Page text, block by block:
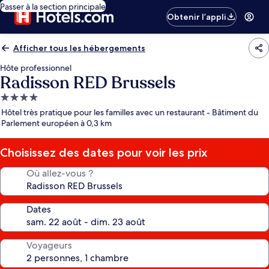
Passer à la section principale
Obtenir l’appli
Afficher tous les hébergements
Hôte professionnel
Radisson RED Brussels
Hébergement
4.0 étoiles
Hôtel très pratique pour les familles avec un restaurant - Bâtiment du
Parlement européen à 0,3 km
Choisissez des dates pour voir les prix
Où allez-vous ?
Dates
Voyageurs